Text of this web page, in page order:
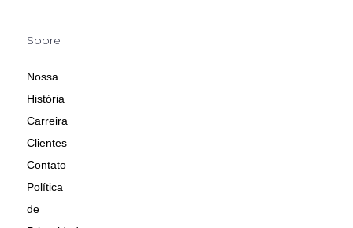
Sobre
Nossa
História
Carreira
Clientes
Contato
Política
de